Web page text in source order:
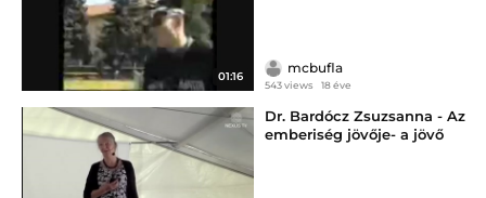
01:16
mcbufla
543 views 18 éve
Dr. Bardócz Zsuzsanna - Az
emberiség jövője- a jövő